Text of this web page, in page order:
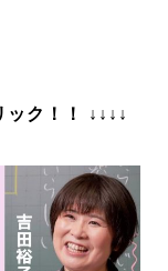
ク！！ ↓↓↓↓